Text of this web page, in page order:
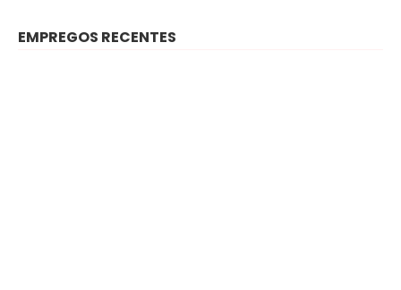
EMPREGOS RECENTES